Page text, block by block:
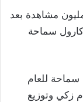
مشاهدة بعد
سماحة
للعام
زكي وتوزيع